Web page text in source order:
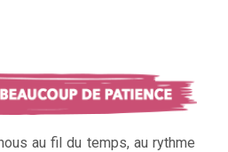
au fil du temps, au rythme